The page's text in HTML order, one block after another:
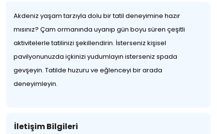
Akdeniz yaşam tarzıyla dolu bir tatil deneyimine hazır
mısınız? Çam ormanında uyanıp gün boyu süren çeşitli
aktivitelerle tatilinizi şekillendirin. İsterseniz kişisel
pavilyonunuzda içkinizi yudumlayın isterseniz spada
gevşeyin. Tatilde huzuru ve eğlenceyi bir arada
deneyimleyin.
İletişim Bilgileri